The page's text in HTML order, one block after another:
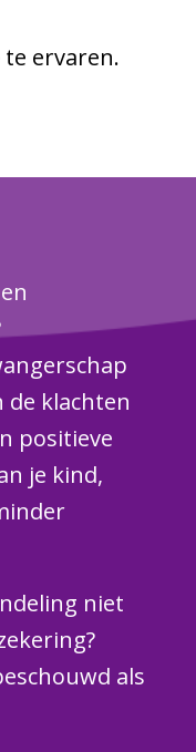
te ervaren.
de klachten
positieve
je kind,
niet
als